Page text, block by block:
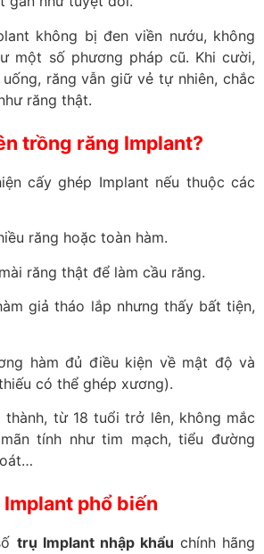
không bị đen viền nướu, không
một số phương pháp cũ. Khi cười,
răng vẫn giữ vẻ tự nhiên, chắc
răng thật.
trồng răng Implant?
cấy ghép Implant nếu thuộc các
răng hoặc toàn hàm.
răng thật để làm cầu răng.
giả tháo lắp nhưng thấy bất tiện,
hàm đủ điều kiện về mật độ và
có thể ghép xương).
thành, từ 18 tuổi trở lên, không mắc
tính như tim mạch, tiểu đường
phổ biến
trụ Implant nhập khẩu chính hãng